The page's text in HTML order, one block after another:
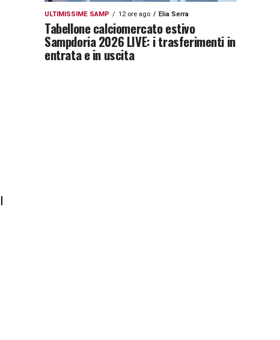
ULTIMISSIME SAMP 12 ore ago Elia Serra
Tabellone calciomercato estivo
Sampdoria 2026 LIVE: i trasferimenti in
entrata e in uscita